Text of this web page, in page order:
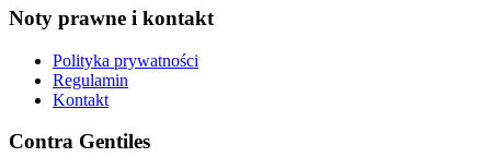
Noty prawne i kontakt
Polityka prywatności
Regulamin
Kontakt
Contra Gentiles